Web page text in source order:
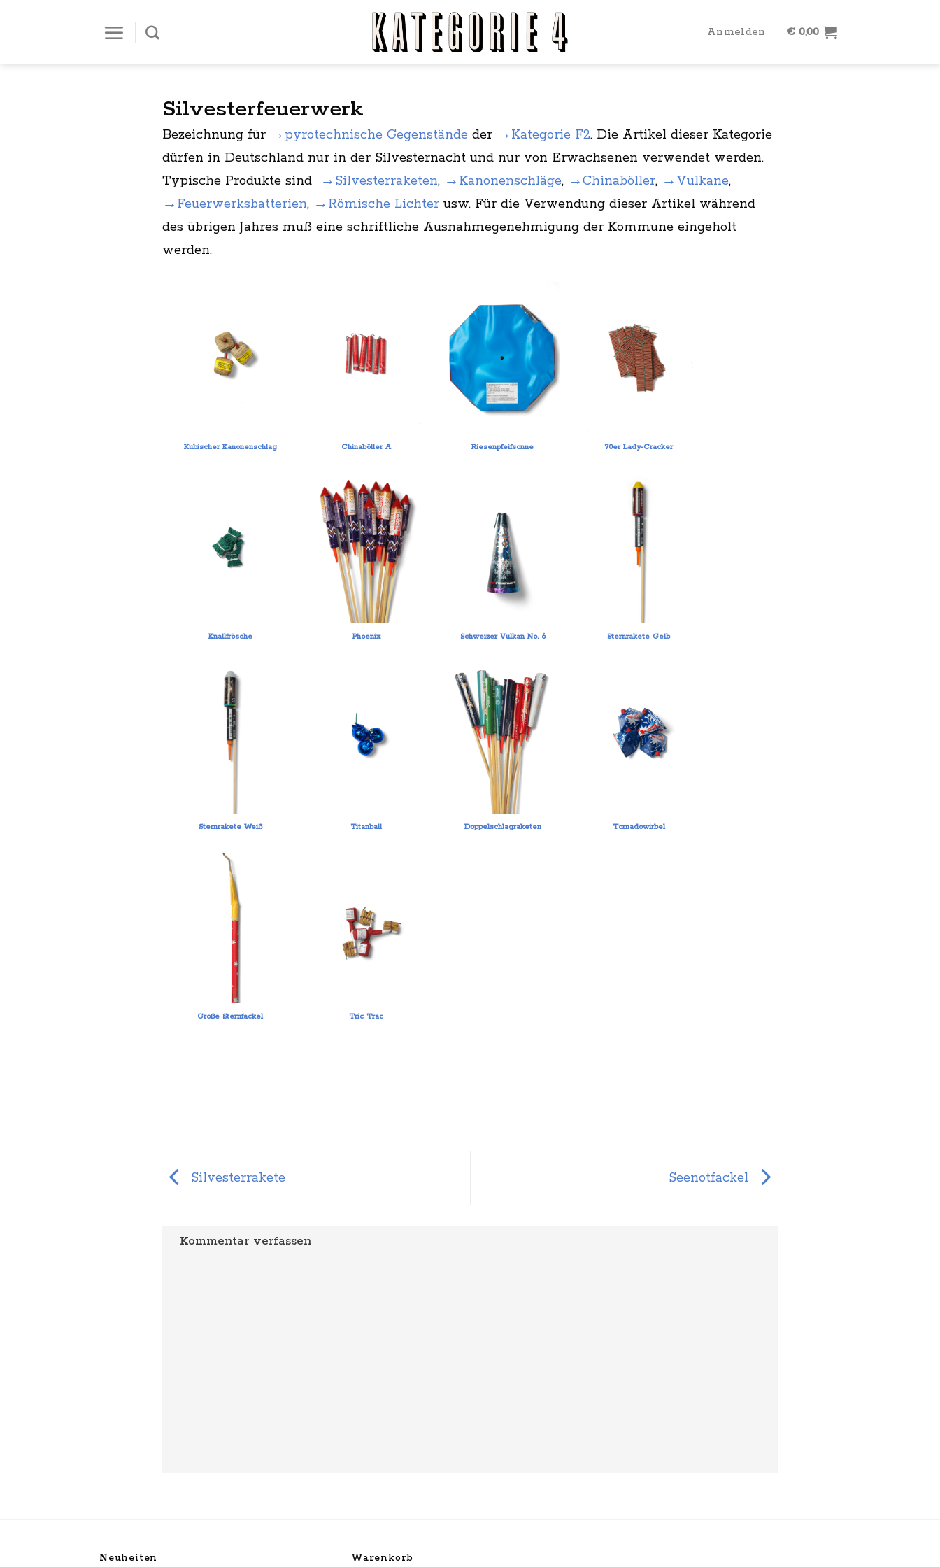
Anmelden € 0,00
Silvesterfeuerwerk
Bezeichnung für →pyrotechnische Gegenstände der →Kategorie F2. Die Artikel dieser Kategorie
dürfen in Deutschland nur in der Silvesternacht und nur von Erwachsenen verwendet werden.
Typische Produkte sind
→Silvesterraketen, →Kanonenschläge, →Chinaböller, →Vulkane,
→Feuerwerksbatterien, →Römische Lichter usw. Für die Verwendung dieser Artikel während
des übrigen Jahres muß eine schriftliche Ausnahmegenehmigung der Kommune eingeholt
werden.
Kubischer Kanonenschlag Chinaböller A Riesenpfeifsonne 70er Lady-Cracker
Knallfrösche Phoenix Schweizer Vulkan No. 6 Sternrakete Gelb
Sternrakete Weiß Titanball Doppelschlagraketen Tornadowirbel
Große Sternfackel Tric Trac
Silvesterrakete Seenotfackel
Kommentar verfassen
Neuheiten
Warenkorb